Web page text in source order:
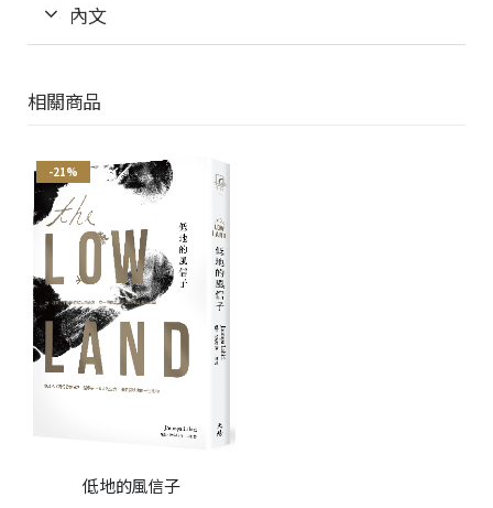
內文
相關商品
-21%
低地的風信子